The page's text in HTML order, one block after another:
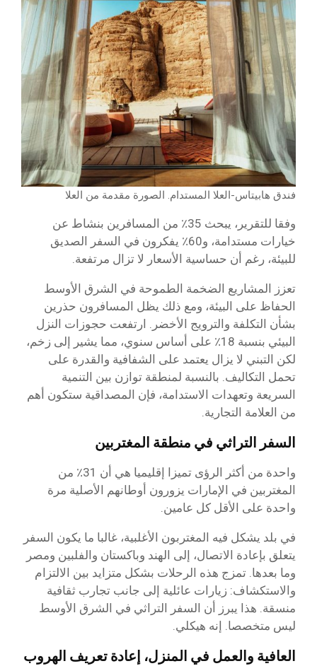
فندق هابيتاس-العلا المستدام. الصورة مقدمة من العلا
وفقا للتقرير، يبحث 35٪ من المسافرين بنشاط عن
خيارات مستدامة، و60٪ يفكرون في السفر الصديق
للبيئة، رغم أن حساسية الأسعار لا تزال مرتفعة.
تعزز المشاريع الضخمة الطموحة في الشرق الأوسط
الحفاظ على البيئة، ومع ذلك يظل المسافرون حذرين
بشأن التكلفة والترويج الأخضر. ارتفعت حجوزات النزل
البيئي بنسبة 18٪ على أساس سنوي، مما يشير إلى زخم،
لكن التبني لا يزال يعتمد على الشفافية والقدرة على
تحمل التكاليف. بالنسبة لمنطقة توازن بين التنمية
السريعة وتعهدات الاستدامة، فإن المصداقية ستكون أهم
من العلامة التجارية.
السفر التراثي في منطقة المغتربين
واحدة من أكثر الرؤى تميزا إقليميا هي أن 31٪ من
المغتربين في الإمارات يزورون أوطانهم الأصلية مرة
واحدة على الأقل كل عامين.
في بلد يشكل فيه المغتربون الأغلبية، غالبا ما يكون السفر
يتعلق بإعادة الاتصال، إلى الهند وباكستان والفلبين ومصر
وما بعدها. تمزج هذه الرحلات بشكل متزايد بين الالتزام
والاستكشاف: زيارات عائلية إلى جانب تجارب ثقافية
منسقة. هذا يبرز أن السفر التراثي في الشرق الأوسط
ليس متخصصا. إنه هيكلي.
العافية والعمل في المنزل، إعادة تعريف الهروب